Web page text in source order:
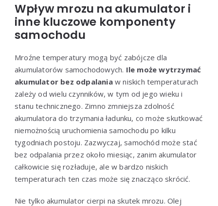
Wpływ mrozu na akumulator i
inne kluczowe komponenty
samochodu
Mroźne temperatury mogą być zabójcze dla
akumulatorów samochodowych. Ile może wytrzymać
akumulator bez odpalaniaw niskich temperaturach
zależy od wielu czynników, w tym od jego wieku i
stanu technicznego. Zimno zmniejsza zdolność
akumulatora do trzymania ładunku, co może skutkować
niemożnością uruchomienia samochodu po kilku
tygodniach postoju. Zazwyczaj, samochód może stać
bez odpalania przez około miesiąc, zanim akumulator
całkowicie się rozładuje, ale w bardzo niskich
temperaturach ten czas może się znacząco skrócić.
Nie tylko akumulator cierpi na skutek mrozu. Olej